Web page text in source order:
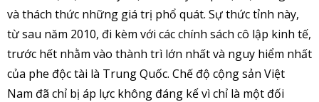
và thách thức những giá trị phổ quát. Sự thức tỉnh này,
từ sau năm 2010, đi kèm với các chính sách cô lập kinh tế,
trước hết nhằm vào thành trì lớn nhất và nguy hiểm nhất
của phe độc tài là Trung Quốc. Chế độ cộng sản Việt
Nam đã chỉ bị áp lực không đáng kể vì chỉ là một đối